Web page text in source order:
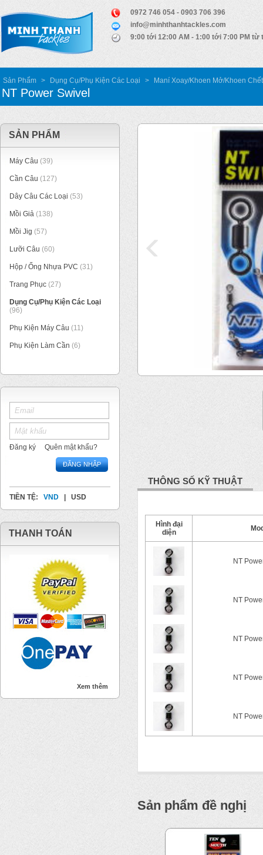
0972 746 054 - 0903 706 396
info@minhthanhtackles.com
9:00 tới 12:00 AM - 1:00 tới 7:00 PM từ
Sản Phẩm > Dụng Cụ/Phụ Kiện Các Loại > Maní Xoay/Khoen Mở/Khoen Chết
NT Power Swivel
SẢN PHẨM
Máy Câu (39)
Cần Câu (127)
Dây Câu Các Loại (53)
Mồi Giả (138)
Mồi Jig (57)
Lưỡi Câu (60)
Hộp / Ống Nhựa PVC (31)
Trang Phục (27)
Dụng Cụ/Phụ Kiện Các Loại
(96)
Phụ Kiện Máy Câu (11)
Phụ Kiện Làm Cần (6)
Đăng ký Quên mật khẩu?
ĐĂNG NHẬP
TIỀN TỆ: VND USD
THANH TOÁN
Xem thêm
THÔNG SỐ KỸ THUẬT
Hình đại
diện
NT
NT
NT
NT
NT
Sản phẩm đề nghị